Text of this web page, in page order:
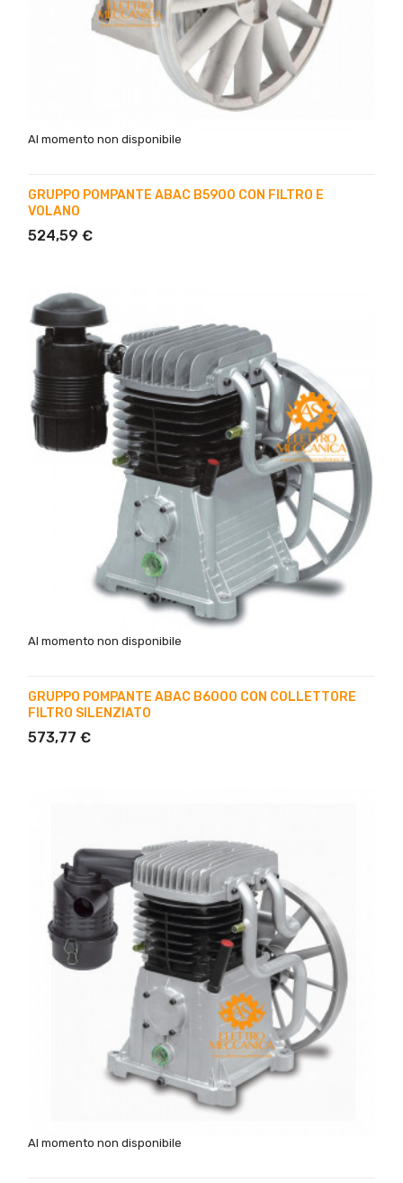
Al momento non disponibile
GRUPPO POMPANTE ABAC B5900 CON FILTRO E
VOLANO
524,59 €
Al momento non disponibile
GRUPPO POMPANTE ABAC B6000 CON COLLETTORE
FILTRO SILENZIATO
573,77 €
Al momento non disponibile